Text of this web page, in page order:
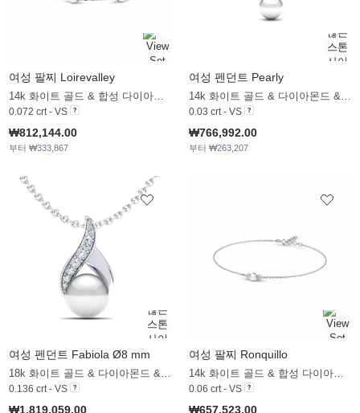
여성 팔찌 Loirevalley
14k 화이트 골드 & 합성 다이아몬드 & 화이트 진주
0.072 crt - VS
₩812,144.00
부터 ₩333,867
여성 펜던트 Pearly
14k 화이트 골드 & 다이아몬드 & 화이트 진주
0.03 crt - VS
₩766,992.00
부터 ₩263,207
여성 펜던트 Fabiola Ø8 mm
18k 화이트 골드 & 다이아몬드 & 화이트 진주
0.136 crt - VS
₩1,819,059.00
여성 팔찌 Ronquillo
14k 화이트 골드 & 합성 다이아몬드 & 화이트 진주
0.06 crt - VS
₩657,523.00